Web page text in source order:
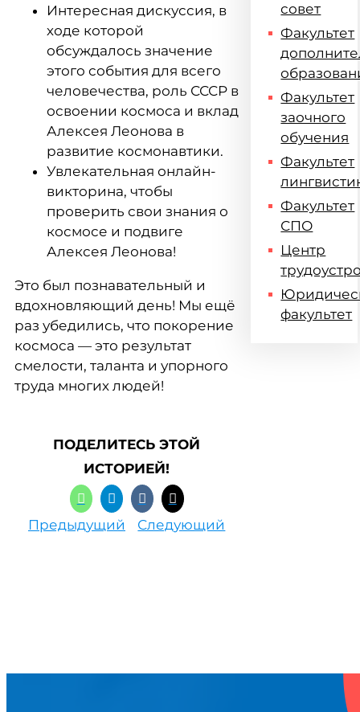
Интересная дискуссия, в
ходе которой
обсуждалось значение
этого события для всего
человечества, роль СССР в
освоении космоса и вклад
Алексея Леонова в
развитие космонавтики.
Увлекательная онлайн-
викторина, чтобы
проверить свои знания о
космосе и подвиге
Алексея Леонова!
Это был познавательный и
вдохновляющий день! Мы ещё
раз убедились, что покорение
космоса — это результат
смелости, таланта и упорного
труда многих людей!
ПОДЕЛИТЕСЬ ЭТОЙ
ИСТОРИЕЙ!
Предыдущий Следующий
совет
Факультет
Факультет
заочного
обучения
Факультет
Факультет
СПО
Центр
факультет